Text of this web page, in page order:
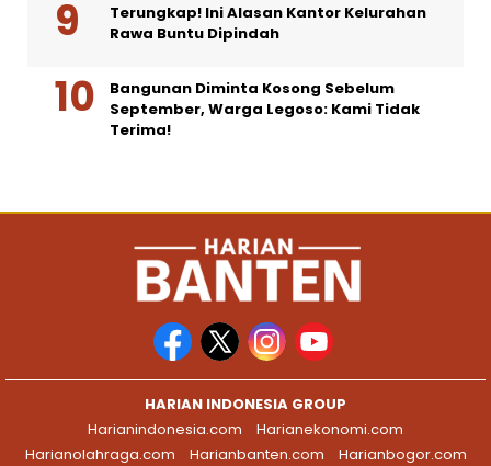
Terungkap! Ini Alasan Kantor Kelurahan
Rawa Buntu Dipindah
Bangunan Diminta Kosong Sebelum
September, Warga Legoso: Kami Tidak
Terima!
HARIAN INDONESIA GROUP
Harianindonesia.com
Harianekonomi.com
Harianolahraga.com
Harianbanten.com
Harianbogor.com